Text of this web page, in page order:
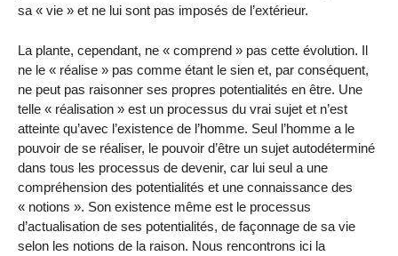
sa « vie » et ne lui sont pas imposés de l’extérieur.
La plante, cependant, ne « comprend » pas cette évolution. Il
ne le « réalise » pas comme étant le sien et, par conséquent,
ne peut pas raisonner ses propres potentialités en être. Une
telle « réalisation » est un processus du vrai sujet et n’est
atteinte qu’avec l’existence de l’homme. Seul l’homme a le
pouvoir de se réaliser, le pouvoir d’être un sujet autodéterminé
dans tous les processus de devenir, car lui seul a une
compréhension des potentialités et une connaissance des
« notions ». Son existence même est le processus
d’actualisation de ses potentialités, de façonnage de sa vie
selon les notions de la raison. Nous rencontrons ici la